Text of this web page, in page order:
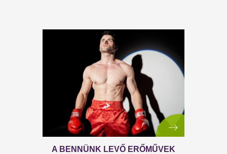
PAJZSMIRIGYBAJOK
Ez a cikk a Kulcs a hormonokhoz című Testszerbiz
könyvbe nyújt betekintést.